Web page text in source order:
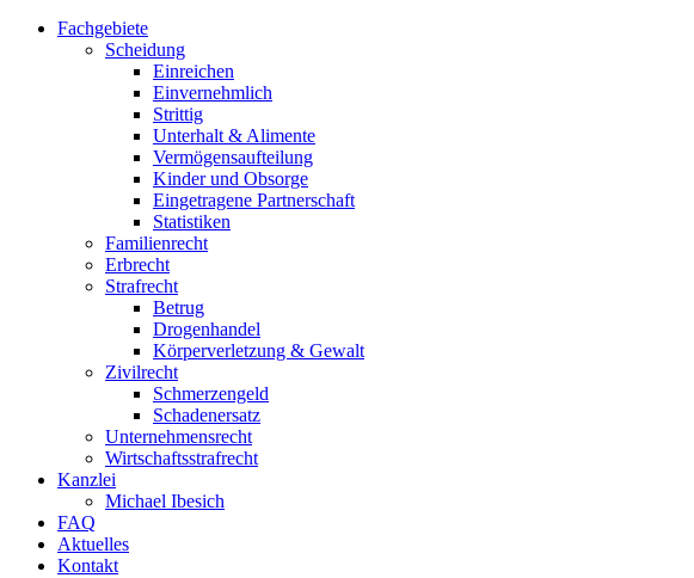
Fachgebiete
Scheidung
Einreichen
Einvernehmlich
Strittig
Unterhalt & Alimente
Vermögensaufteilung
Kinder und Obsorge
Eingetragene Partnerschaft
Statistiken
Familienrecht
Erbrecht
Strafrecht
Betrug
Drogenhandel
Körperverletzung & Gewalt
Zivilrecht
Schmerzengeld
Schadenersatz
Unternehmensrecht
Wirtschaftsstrafrecht
Kanzlei
Michael Ibesich
FAQ
Aktuelles
Kontakt